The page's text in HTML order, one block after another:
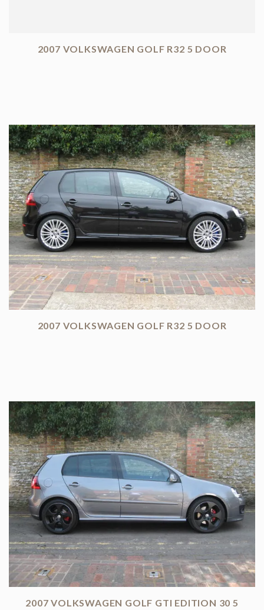
2007 VOLKSWAGEN GOLF R32 5 DOOR
2007 VOLKSWAGEN GOLF R32 5 DOOR
2007 VOLKSWAGEN GOLF GTI EDITION 30 5